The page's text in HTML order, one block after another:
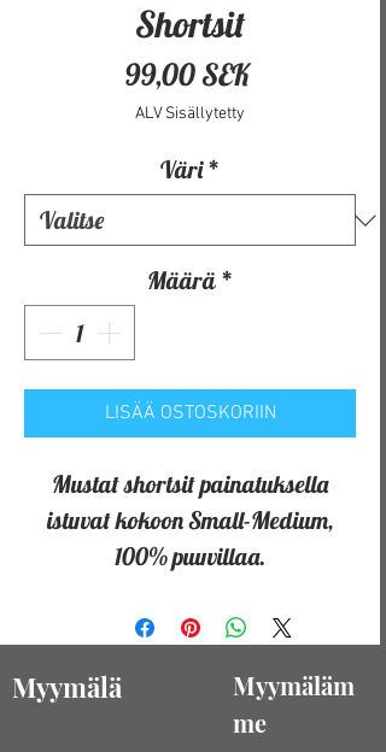
Shortsit
99,00 SEKHinta
ALV Sisällytetty
Väri *
Määrä *
LISÄÄ OSTOSKORIIN
Mustat shortsit painatuksella
istuvat kokoon Small-Medium,
100% puuvillaa.
Myymälä
Myymäläm
me